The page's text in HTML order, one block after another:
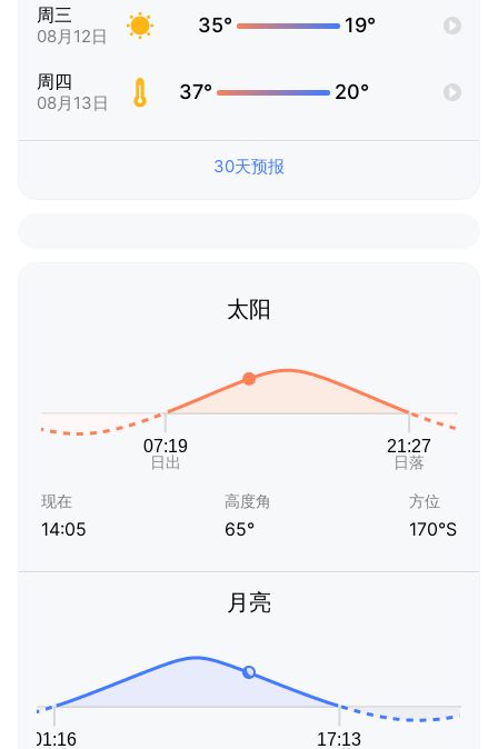
周三
08月12日 35° 19°
周四
08月13日 37° 20°
30天预报
太阳
现在
14:05
高度角
65°
方位
170°S
月亮